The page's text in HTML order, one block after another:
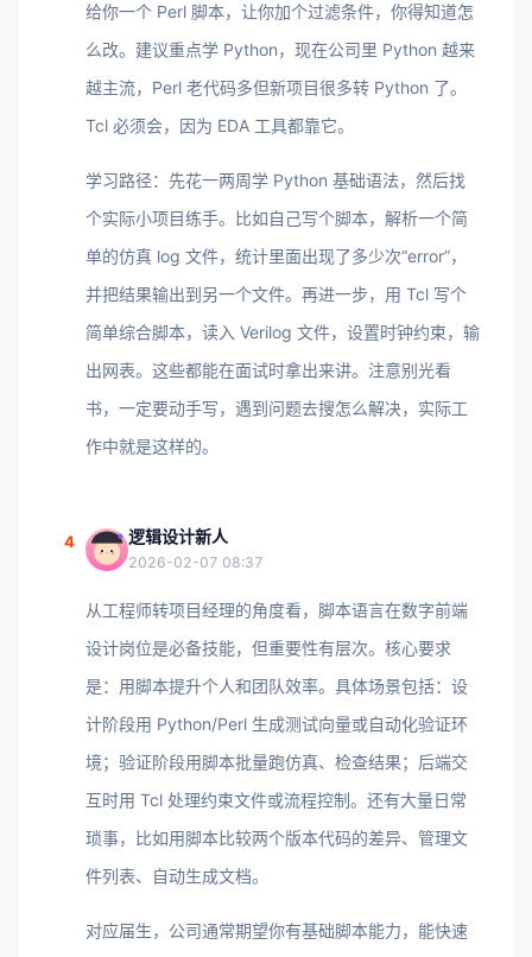
给你一个 Perl 脚本，让你加个过滤条件，你得知道怎
么改。建议重点学 Python，现在公司里 Python 越来
越主流，Perl 老代码多但新项目很多转 Python 了。
Tcl 必须会，因为 EDA 工具都靠它。
学习路径：先花一两周学 Python 基础语法，然后找
个实际小项目练手。比如自己写个脚本，解析一个简
单的仿真 log 文件，统计里面出现了多少次“error”，
并把结果输出到另一个文件。再进一步，用 Tcl 写个
简单综合脚本，读入 Verilog 文件，设置时钟约束，输
出网表。这些都能在面试时拿出来讲。注意别光看
书，一定要动手写，遇到问题去搜怎么解决，实际工
作中就是这样的。
4 逻辑设计新人
2026-02-07 08:37
从工程师转项目经理的角度看，脚本语言在数字前端
设计岗位是必备技能，但重要性有层次。核心要求
是：用脚本提升个人和团队效率。具体场景包括：设
计阶段用 Python/Perl 生成测试向量或自动化验证环
境；验证阶段用脚本批量跑仿真、检查结果；后端交
互时用 Tcl 处理约束文件或流程控制。还有大量日常
琐事，比如用脚本比较两个版本代码的差异、管理文
件列表、自动生成文档。
对应届生，公司通常期望你有基础脚本能力，能快速